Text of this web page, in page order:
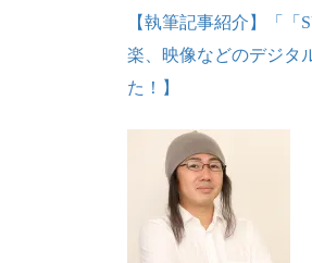
【執筆記事紹介】「
楽、映像などのデジタ
た！】